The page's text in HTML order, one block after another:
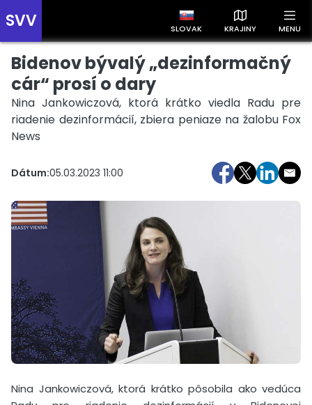
SVV SLOVAK KRAJINY MENU
Prehľad správ podľa krajín
Zobrazte si správy rozdelené podľa krajín a získajte rýchly
prehľad o dianí vo svete.
Slovensko Česko Maďarsko
Bidenov bývalý „dezinformačný
cár“ prosí o dary
Nina Jankowiczová, ktorá krátko viedla Radu pre
riadenie dezinformácií, zbiera peniaze na žalobu Fox
News
Dátum:05.03.2023 11:00
Nina Jankowiczová, ktorá krátko pôsobila ako vedúca